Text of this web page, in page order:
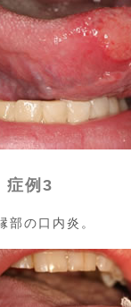
症例3
部の口内炎。